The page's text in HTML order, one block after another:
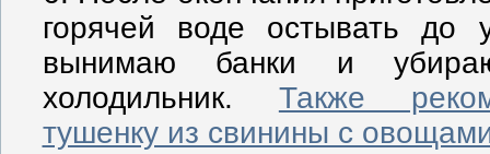
горячей воде остывать до
вынимаю банки и
холодильник. Также
тушенку из свинины с